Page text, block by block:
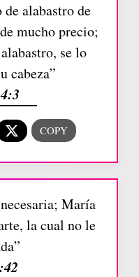
alabastro de
mucho precio;
se lo
cabeza”
María
la cual no le